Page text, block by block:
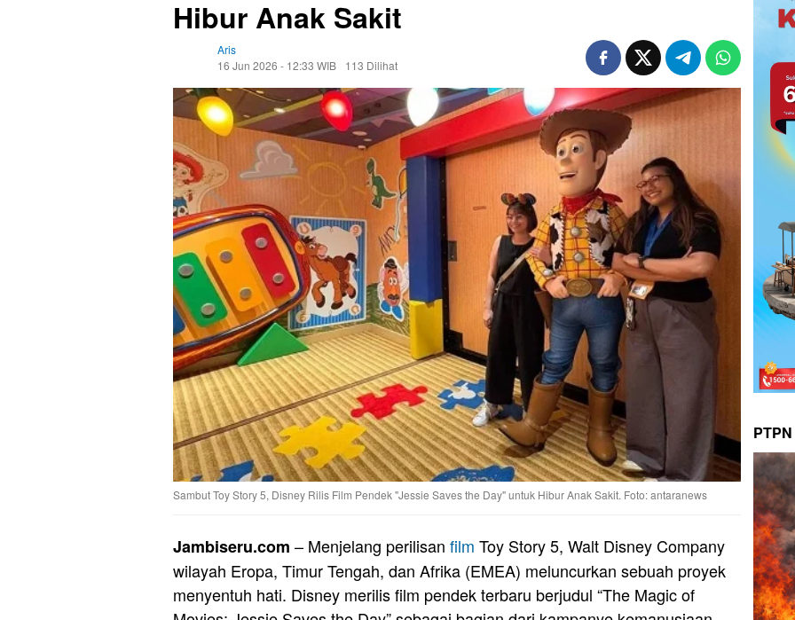
Hibur Anak Sakit
Aris
16 Jun 2026 - 12:33 WIB
113 Dilihat
Sambut Toy Story 5, Disney Rilis Film Pendek "Jessie Saves the Day" untuk Hibur Anak Sakit. Foto: antaranews
Jambiseru.com – Menjelang perilisan film Toy Story 5, Walt Disney Company
wilayah Eropa, Timur Tengah, dan Afrika (EMEA) meluncurkan sebuah proyek
menyentuh hati. Disney merilis film pendek terbaru berjudul “The Magic of